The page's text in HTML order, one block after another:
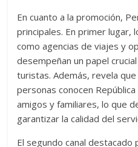
En cuanto a la promoción,
principales. En primer lugar,
como agencias de viajes y
desempeñan un papel
turistas. Además, revela
personas conocen
amigos y familiares, lo que
garantizar la calidad del
El segundo canal destacado